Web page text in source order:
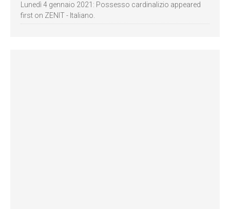
Lunedì 4 gennaio 2021: Possesso cardinalizio appeared
first on ZENIT - Italiano.